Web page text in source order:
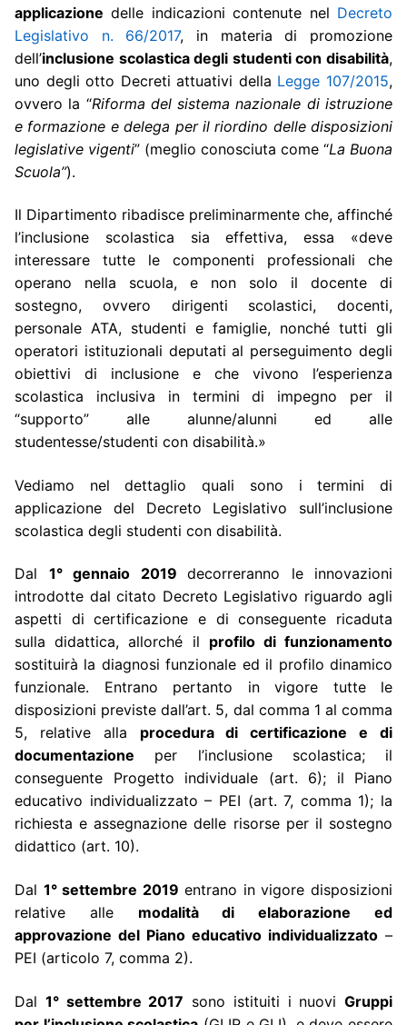
applicazione delle indicazioni contenute nel Decreto
Legislativo n. 66/2017, in materia di promozione
dell’inclusione scolastica degli studenti con disabilità,
uno degli otto Decreti attuativi della Legge 107/2015,
ovvero la “Riforma del sistema nazionale di istruzione
e formazione e delega per il riordino delle disposizioni
legislative vigenti” (meglio conosciuta come “La Buona
Scuola”).
Il Dipartimento ribadisce preliminarmente che, affinché
l’inclusione scolastica sia effettiva, essa «deve
interessare tutte le componenti professionali che
operano nella scuola, e non solo il docente di
sostegno, ovvero dirigenti scolastici, docenti,
personale ATA, studenti e famiglie, nonché tutti gli
operatori istituzionali deputati al perseguimento degli
obiettivi di inclusione e che vivono l’esperienza
scolastica inclusiva in termini di impegno per il
“supporto” alle alunne/alunni ed alle
studentesse/studenti con disabilità.»
Vediamo nel dettaglio quali sono i termini di
applicazione del Decreto Legislativo sull’inclusione
scolastica degli studenti con disabilità.
Dal 1° gennaio 2019 decorreranno le innovazioni
introdotte dal citato Decreto Legislativo riguardo agli
aspetti di certificazione e di conseguente ricaduta
sulla didattica, allorché il profilo di funzionamento
sostituirà la diagnosi funzionale ed il profilo dinamico
funzionale. Entrano pertanto in vigore tutte le
disposizioni previste dall’art. 5, dal comma 1 al comma
5, relative alla procedura di certificazione e di
documentazione per l’inclusione scolastica; il
conseguente Progetto individuale (art. 6); il Piano
educativo individualizzato – PEI (art. 7, comma 1); la
richiesta e assegnazione delle risorse per il sostegno
didattico (art. 10).
Dal 1° settembre 2019 entrano in vigore disposizioni
relative alle modalità di elaborazione ed
approvazione del Piano educativo individualizzato –
PEI (articolo 7, comma 2).
Dal 1° settembre 2017 sono istituiti i nuovi Gruppi